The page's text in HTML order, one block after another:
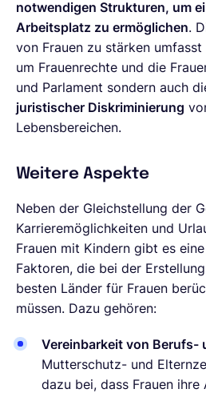
notwendigen Strukturen, um
Arbeitsplatz zu ermöglichen.
von Frauen zu stärken
um Frauenrechte und die
und Parlament sondern auch
juristischer Diskriminierung
Lebensbereichen.
Weitere Aspekte
Neben der Gleichstellung der
Karrieremöglichkeiten und
Frauen mit Kindern gibt es
Faktoren, die bei der
besten Länder für Frauen
müssen. Dazu gehören:
Vereinbarkeit von Berufs-
Mutterschutz- und
dazu bei, dass Frauen